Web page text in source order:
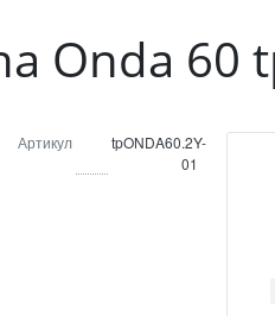
Onda 60
Артикул
tpONDA60.2Y-
01